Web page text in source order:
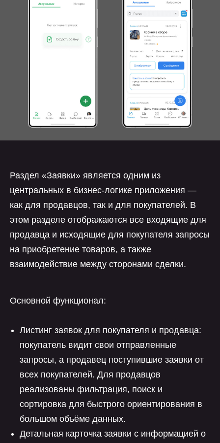
Раздел «Заявки» является одним из
центральных в бизнес-логике приложения —
как для продавцов, так и для покупателей. В
этом разделе отображаются все входящие для
продавца и исходящие для покупателя запросы
на приобретение товаров, а также
взаимодействие между сторонами сделки.
Основной функционал:
Листинг заявок для покупателя и продавца:
покупатель видит свои отправленные
запросы, а продавец поступившие заявки от
всех покупателей. Для продавцов
реализованы фильтрация, поиск и
сортировка для быстрого ориентирования в
большом объёме данных.
Детальная карточка заявки с информацией о